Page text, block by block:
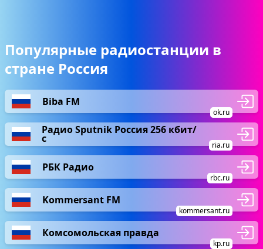
Популярные радиостанции в
стране Россия
Biba FM
ok.ru
Радио Sputnik Россия 256 кбит/
с
ria.ru
РБК Радио
rbc.ru
Kommersant FM
kommersant.ru
Комсомольская правда
kp.ru